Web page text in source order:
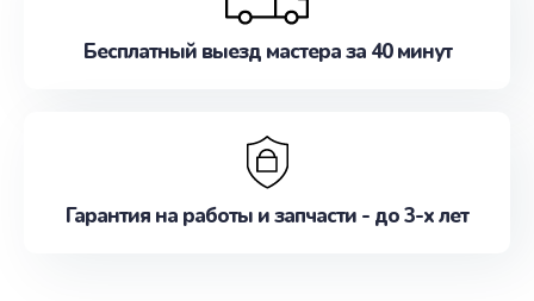
Бесплатный выезд мастера за 40 минут
Гарантия на работы и запчасти - до 3-х лет